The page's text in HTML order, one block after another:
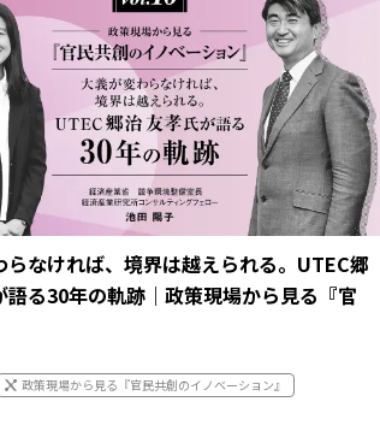
らなければ、境界は越えられる。UTEC郷
語る30年の軌跡｜政策現場から見る『官
政策現場から見る『官民共創のイノベーション』